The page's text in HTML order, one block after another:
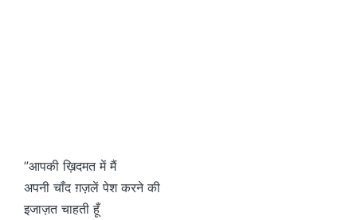
”आपकी ख़िदमत में मैं
अपनी चाँद ग़ज़लें पेश करने की
इजाज़त चाहती हूँ